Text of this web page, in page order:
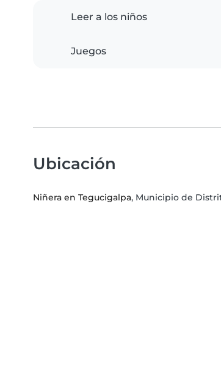
Leer a los niños
Juegos
Ubicación
Niñera en Tegucigalpa, Municipio de